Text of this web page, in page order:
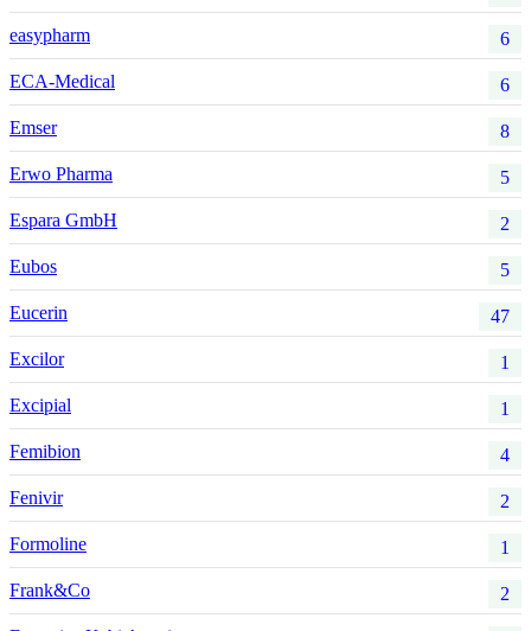
easypharm 6
ECA-Medical 6
Emser 8
Erwo Pharma 5
Espara GmbH 2
Eubos 5
Eucerin 47
Excilor 1
Excipial 1
Femibion 4
Fenivir 2
Formoline 1
Frank&Co 2